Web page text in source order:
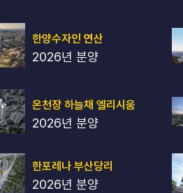
한양수자인 연산
2026년 분양
온천장 하늘채 엘리시움
2026년 분양
한포레나 부산당리
2026년 분양